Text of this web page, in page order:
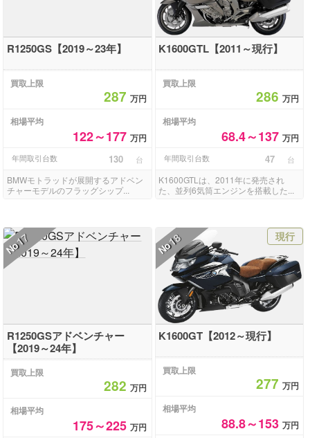
R1250GS【2019～23年】
買取上限
287万円
相場平均
122～177万円
年間取引台数 130 台
BMWモトラッドが展開するアドベン
チャーモデルのフラッグシップ...
K1600GTL【2011～現行】
買取上限
286 万円
相場平均
68.4～137 万円
年間取引台数 47 台
K1600GTLは、2011年に発売され
た、並列6気筒エンジンを搭載した...
No
17
R1250GSアドベンチャー
【2019～24年】
買取上限
282万円
相場平均
175～225万円
No
18 現行
K1600GT【2012～現行】
買取上限
277 万円
相場平均
88.8～153 万円